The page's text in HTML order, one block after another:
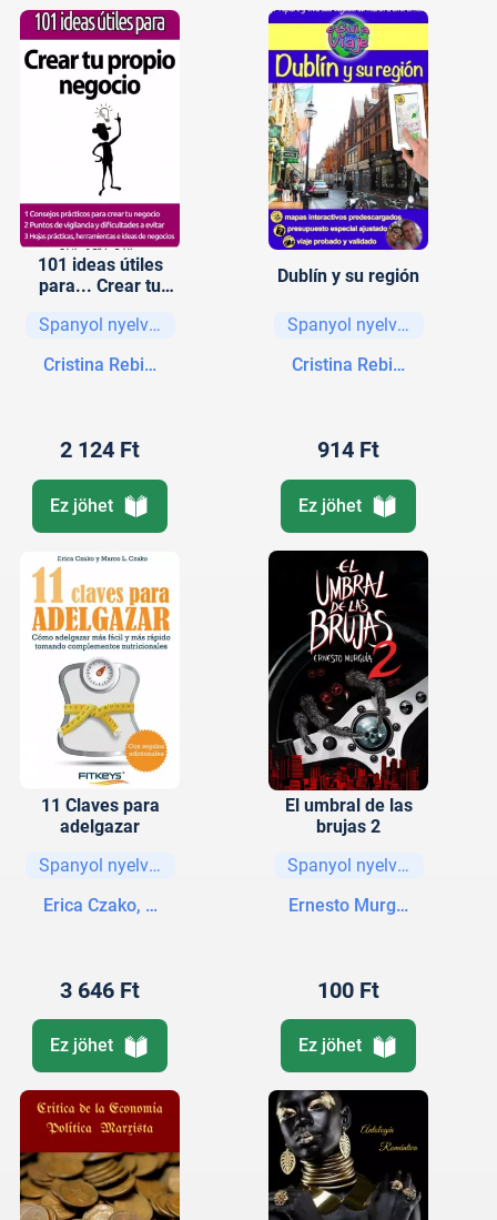
101 ideas útiles
para... Crear tu
Spanyol nyelvű könyvek
Cristina Rebiere, Olivier Rebiere
2 124 Ft
Ez jöhet
Dublín y su región
Spanyol nyelvű könyvek
Cristina Rebiere, Olivier
914 Ft
Ez jöhet
11 Claves para
adelgazar
Spanyol nyelvű könyvek
Erica Czako, Marco L. Czako
3 646 Ft
Ez jöhet
El umbral de las
brujas 2
Spanyol nyelvű könyvek
Ernesto Murguía
100 Ft
Ez jöhet